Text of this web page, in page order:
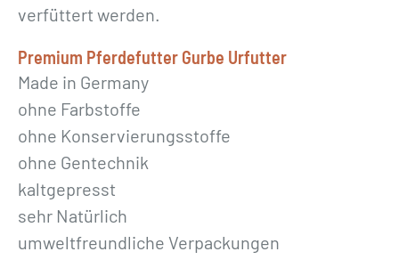
verfüttert werden.
Premium Pferdefutter Gurbe Urfutter
Made in Germany
ohne Farbstoffe
ohne Konservierungsstoffe
ohne Gentechnik
kaltgepresst
sehr Natürlich
umweltfreundliche Verpackungen